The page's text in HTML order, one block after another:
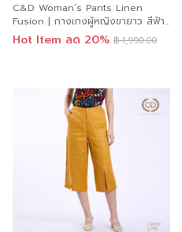
C&D Woman’s Pants Linen
Fusion | กางเกงผู้หญิงขายาว สีฟ้า
C9ZFDB
Hot Item ลด 20% ฿1,990.00